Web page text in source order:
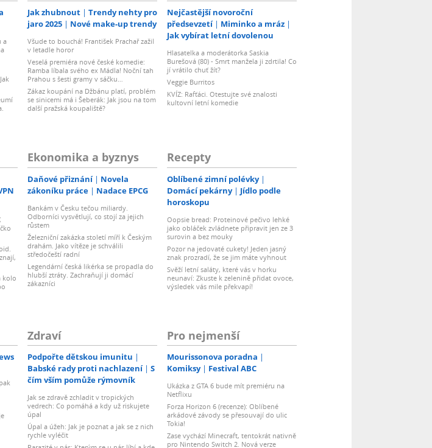
a
Jak zhubnout
Trendy nehty pro
jaro 2025
Nové make-up trendy
Všude to bouchá! František Prachař zažil
v letadle horor
Veselá premiéra nové české komedie:
Ramba líbala svého ex Mádla! Noční tah
Prahou s šesti gramy v sáčku…
Zákaz koupání na Džbánu platí, problém
se sinicemi má i Šeberák: Jak jsou na tom
další pražská koupaliště?
Nejčastější novoroční
předsevzetí
Miminko a mráz
Jak vybírat letní dovolenou
Hlasatelka a moderátorka Saskia
Burešová (80) - Smrt manžela ji zdrtila! Co
jí vrátilo chuť žít?
Veggie Burritos
KVÍZ: Rafťáci. Otestujte své znalosti
kultovní letní komedie
kolo
Ekonomika a byznys
Daňové přiznání
Novela
zákoníku práce
Nadace EPCG
Bankám v Česku tečou miliardy.
Odborníci vysvětlují, co stojí za jejich
růstem
Železniční zakázka století míří k Českým
drahám. Jako vítěze je schválili
středočeští radní
Legendární česká likérka se propadla do
hlubší ztráty. Zachraňují ji domácí
zákazníci
Recepty
Oblíbené zimní polévky
Domácí pekárny
Jídlo podle
horoskopu
Oopsie bread: Proteinové pečivo lehké
jako obláček zvládnete připravit jen ze 3
surovin a bez mouky
Pozor na jedovaté cukety! Jeden jasný
znak prozradí, že se jim máte vyhnout
Svěží letní saláty, které vás v horku
neunaví: Zkuste k zelenině přidat ovoce,
výsledek vás mile překvapí!
Zdraví
Podpořte dětskou imunitu
Babské rady proti nachlazení
S
čím vším pomůže rýmovník
Jak se zdravě zchladit v tropických
vedrech: Co pomáhá a kdy už riskujete
úpal
Úpal a úžeh: Jak je poznat a jak se z nich
rychle vyléčit
Pro nejmenší
Mourissonova poradna
Komiksy
Festival ABC
Ukázka z GTA 6 bude mít premiéru na
Netflixu
Forza Horizon 6 (recenze): Oblíbené
arkádové závody se přesouvají do ulic
Tokia!
Zase vychází Minecraft, tentokrát nativně
pro Nintendo Switch 2. Nová verze